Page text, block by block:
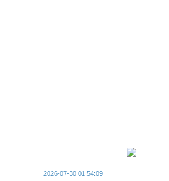
2026-07-30 01:54:09